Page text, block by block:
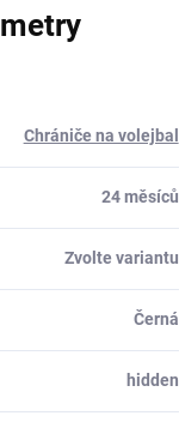
Chrániče na volejbal
24 měsíců
Zvolte variantu
Černá
hidden